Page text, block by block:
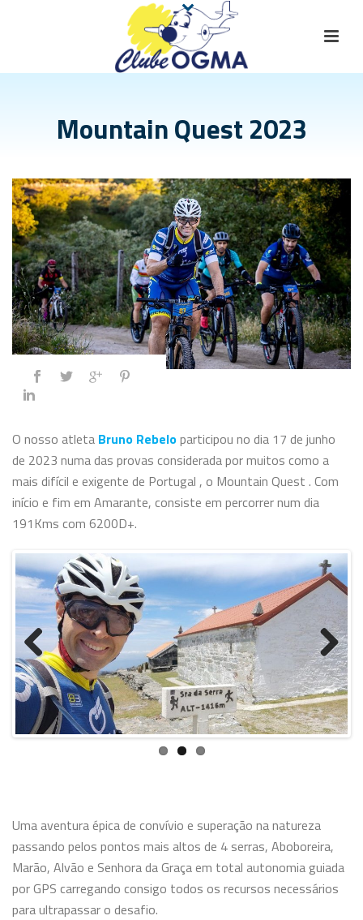
Mountain Quest 2023
O nosso atleta Bruno Rebeloparticipou no dia 17 de junho
de 2023 numa das provas considerada por muitos como a
mais difícil e exigente de Portugal , o Mountain Quest . Com
início e fim em Amarante, consiste em percorrer num dia
191Kms com 6200D+.
Previo
us
Next
Uma aventura épica de convívio e superação na natureza
passando pelos pontos mais altos de 4 serras, Aboboreira,
Marão, Alvão e Senhora da Graça em total autonomia guiada
por GPS carregando consigo todos os recursos necessários
para ultrapassar o desafio.